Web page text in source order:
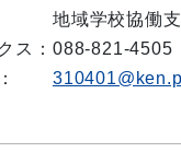
地域学校協働
ス： 088-821-4505